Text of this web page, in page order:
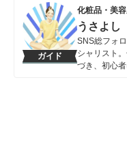
コンシェル
イプアドバ
平岩佑梨
ガイド
化粧品・美
うさよし
SNS総フォ
シャリスト
づき、初心